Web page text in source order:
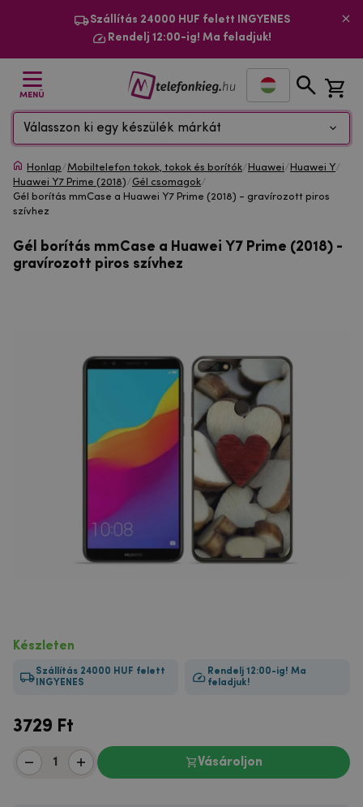
Szállítás 24000 HUF felett INGYENES
Rendelj 12:00-ig! Ma feladjuk!
MENÜ
Válasszon ki egy készülék márkát
Honlap/Mobiltelefon tokok, tokok és borítók/ Huawei/ Huawei Y/
Huawei Y7 Prime (2018)/Gél csomagok/
Gél borítás mmCase a Huawei Y7 Prime (2018) - gravírozott piros
szívhez
Gél borítás mmCase a Huawei Y7 Prime (2018) -
gravírozott piros szívhez
Készleten
Szállítás 24000 HUF felett
INGYENES
Rendelj 12:00-ig! Ma
feladjuk!
3729 Ft
Vásároljon